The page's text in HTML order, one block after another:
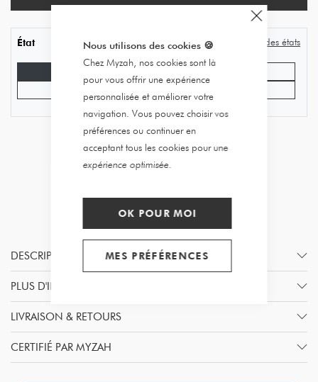
Nous utilisons des cookies 🍪
Chez Myzah, nos cookies sont là
pour vous offrir une expérience
personnalisée et améliorer votre
navigation. Vous pouvez choisir vos
préférences ou continuer en
acceptant tous les cookies pour une
expérience optimisée.
OK POUR MOI
MES PRÉFÉRENCES
État Guide des états
DESCRIPTION
PLUS D'INFORMATION
LIVRAISON & RETOURS
CERTIFIÉ PAR MYZAH